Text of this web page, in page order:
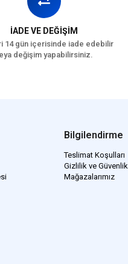
İADE VE DEĞİŞİM
14 gün içerisinde iade edebilir
değişim yapabilirsiniz.
Bilgilendirme
Teslimat Koşulları
Gizlilik ve Güvenlik
Mağazalarımız